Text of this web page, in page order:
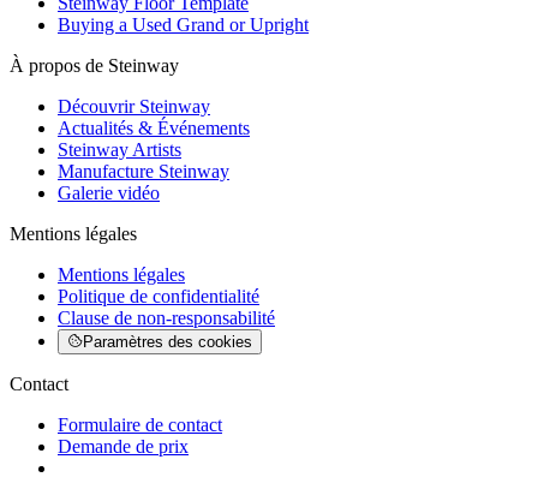
Buying a Used Grand or Upright
À propos de Steinway
Découvrir Steinway
Actualités & Événements
Steinway Artists
Manufacture Steinway
Galerie vidéo
Mentions légales
Mentions légales
Politique de confidentialité
Clause de non-responsabilité
Paramètres des cookies
Contact
Formulaire de contact
Demande de prix